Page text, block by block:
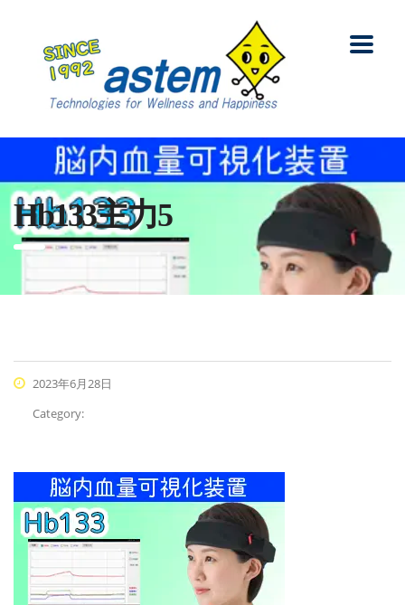
Hb133主力5
2023年6月28日
Category: